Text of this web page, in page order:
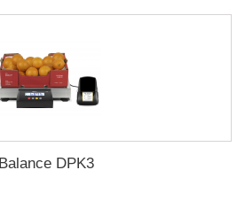
Balance DPK3